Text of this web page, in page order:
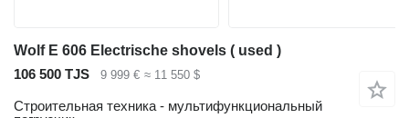
Wolf E 606 Electrische shovels ( used )
106 500 TJS
9 999 € ≈ 11 550 $
Строительная техника - мультифункциональный